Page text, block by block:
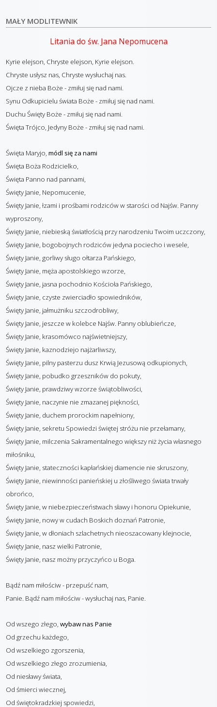
MAŁY MODLITEWNIK
Litania do św. Jana Nepomucena
Kyrie elejson, Chryste elejson, Kyrie elejson.
Chryste usłysz nas, Chryste wysłuchaj nas.
Ojcze z nieba Boże - zmiłuj się nad nami.
Synu Odkupicielu świata Boże - zmiłuj się nad nami.
Duchu Święty Boże - zmiłuj się nad nami.
Święta Trójco, Jedyny Boże - zmiłuj się nad nami.
Święta Maryjo, módl się za nami
Święta Boża Rodzicielko,
Święta Panno nad pannami,
Święty Janie, Nepomucenie,
Święty Janie, łzami i prośbami rodziców w starości od Najśw. Panny
wyproszony,
Święty Janie, niebieską światłością przy narodzeniu Twoim uczczony,
Święty Janie, bogobojnych rodziców jedyna pociecho i wesele,
Święty Janie, gorliwy sługo ołtarza Pańskiego,
Święty Janie, męża apostolskiego wzorze,
Święty Janie, jasna pochodnio Kościoła Pańskiego,
Święty Janie, czyste zwierciadło spowiedników,
Święty Janie, jałmużniku szczodrobliwy,
Święty Janie, jeszcze w kolebce Najśw. Panny oblubieńcze,
Święty Janie, krasomówco najświetniejszy,
Święty Janie, kaznodziejo najżarliwszy,
Święty Janie, pilny pasterzu dusz Krwią Jezusową odkupionych,
Święty Janie, pobudko grzeszników do pokuty,
Święty Janie, prawdziwy wzorze świątobliwości,
Święty Janie, naczynie nie zmazanej piękności,
Święty Janie, duchem prorockim napełniony,
Święty Janie, sekretu Spowiedzi świętej stróżu nie przełamany,
Święty Janie, milczenia Sakramentalnego większy niż życia własnego
miłośniku,
Święty Janie, stateczności kapłańskiej diamencie nie skruszony,
Święty Janie, niewinności panieńskiej u złośliwego świata trwały
obrońco,
Święty Janie, w niebezpieczeństwach sławy i honoru Opiekunie,
Święty Janie, nowy w cudach Boskich doznań Patronie,
Święty Janie, w dłoniach szlachetnych nieoszacowany klejnocie,
Święty Janie, nasz wielki Patronie,
Święty Janie, nasz możny przyczyńco u Boga.
Bądź nam miłościw - przepuść nam,
Panie. Bądź nam miłościw - wysłuchaj nas, Panie.
Od wszego złego, wybaw nas Panie
Od grzechu każdego,
Od wszelkiego zgorszenia,
Od wszelkiego złego zrozumienia,
Od niesławy świata,
Od śmierci wiecznej,
Od świętokradzkiej spowiedzi,